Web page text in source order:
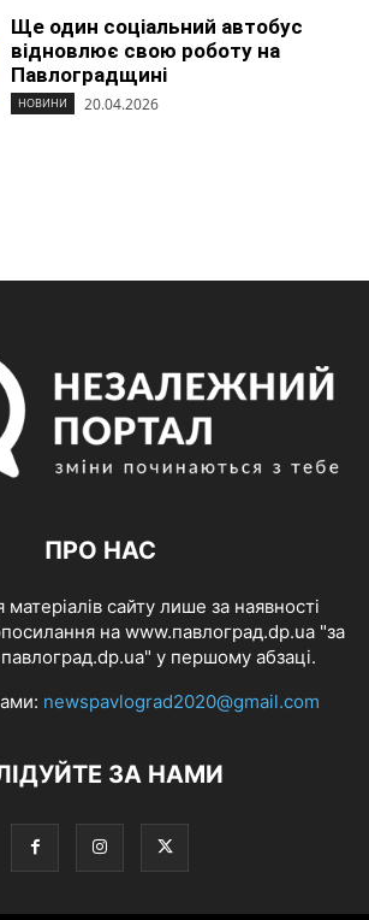
Ще один соціальний автобус
відновлює свою роботу на
Павлоградщині
НОВИНИ 20.04.2026
ПРО НАС
сайту лише за наявності
на www.павлоград.dp.ua "за
у першому абзаці.
newspavlograd2020@gmail.com
ЗА НАМИ